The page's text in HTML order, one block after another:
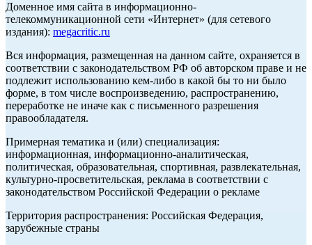
Доменное имя сайта в информационно-
телекоммуникационной сети «Интернет» (для сетевого
издания): megacritic.ru
Вся информация, размещенная на данном сайте, охраняется в
соответствии с законодательством РФ об авторском праве и не
подлежит использованию кем-либо в какой бы то ни было
форме, в том числе воспроизведению, распространению,
переработке не иначе как с письменного разрешения
правообладателя.
Примерная тематика и (или) специализация:
информационная, информационно-аналитическая,
политическая, образовательная, спортивная, развлекательная,
культурно-просветительская, реклама в соответствии с
законодательством Российской Федерации о рекламе
Территория распространения: Российская Федерация,
зарубежные страны